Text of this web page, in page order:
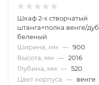
Шкаф 2-х створчатый
штанга+полка венге/дуб
беленый
Ширина, мм — 900
Высота, мм — 2016
Глубина, мм — 520
Цвет корпуса — венге